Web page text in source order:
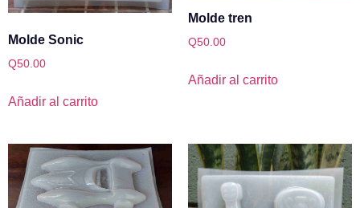
Molde Sonic
Q50.00
Añadir al carrito
Molde tren
Q50.00
Añadir al carrito